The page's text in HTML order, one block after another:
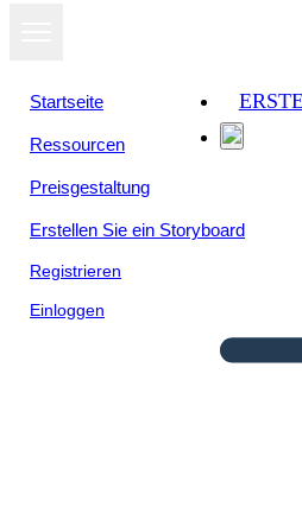
Startseite
Ressourcen
Preisgestaltung
Erstellen Sie ein Storyboard
Registrieren
Einloggen
Temi,